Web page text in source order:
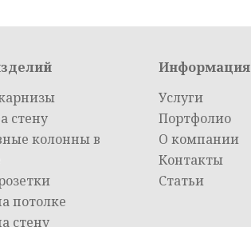
стену
колонны в
потолке
стену
Информация
Услуги
Портфолио
О компании
Контакты
Статьи